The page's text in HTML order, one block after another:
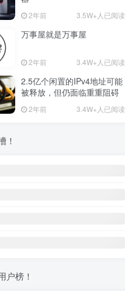
2年前 3.5W+人已阅读
万事屋就是万事屋
2年前 3.4W+人已阅读
2.5亿个闲置的IPv4地址可能
被释放，但仍面临重重阻碍
2年前 3.4W+人已阅读
！
户榜！